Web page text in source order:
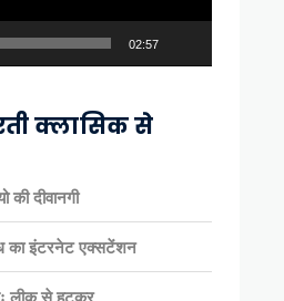
02:57
क्लासिक से
दीवानगी
का इंटरनेट एक्सटेंशन